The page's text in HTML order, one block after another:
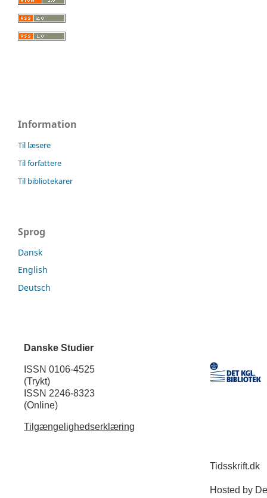
Information
Til læsere
Til forfattere
Til bibliotekarer
Sprog
Dansk
English
Deutsch
Danske Studier
ISSN 0106-4525
(Trykt)
ISSN 2246-8323
(Online)
Tilgængelighedserklæring